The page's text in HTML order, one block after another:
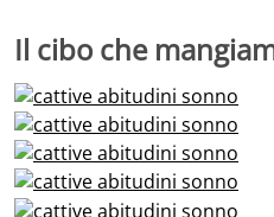
Il cibo che